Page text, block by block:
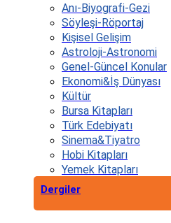
Anı-Biyografi-Gezi
Söyleşi-Röportaj
Kişisel Gelişim
Astroloji-Astronomi
Genel-Güncel Konular
Ekonomi&İş Dünyası
Kültür
Bursa Kitapları
Türk Edebiyatı
Sinema&Tiyatro
Hobi Kitapları
Yemek Kitapları
Dergiler